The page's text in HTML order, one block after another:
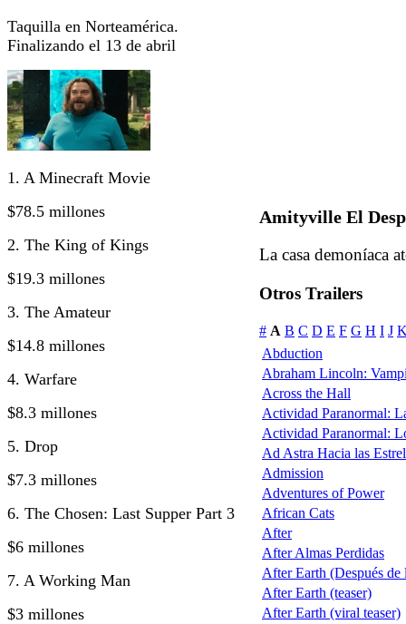
Taquilla en Norteamérica.
Finalizando el 13 de abril
1. A Minecraft Movie
$78.5 millones
2. The King of Kings
$19.3 millones
3. The Amateur
$14.8 millones
4. Warfare
$8.3 millones
5. Drop
$7.3 millones
6. The Chosen: Last Supper Part 3
$6 millones
7. A Working Man
$3 millones
Amityville El
La casa demoníaca
Otros Trailers
# A B C D E F G H I J
Abduction
Abraham Lincoln:
Across the Hall
Actividad Paranormal:
Actividad Paranormal:
Ad Astra Hacia las
Admission
Adventures of Power
African Cats
After
After Almas Perdidas
After Earth (Después de
After Earth (teaser)
After Earth (viral teaser)